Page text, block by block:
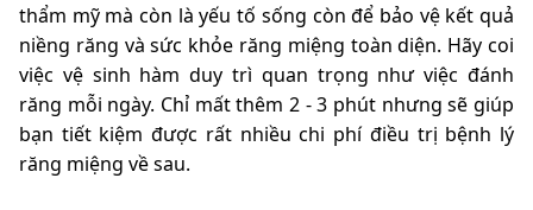
thẩm mỹ mà còn là yếu tố sống còn để bảo vệ kết quả
niềng răng và sức khỏe răng miệng toàn diện. Hãy coi
việc vệ sinh hàm duy trì quan trọng như việc đánh
răng mỗi ngày. Chỉ mất thêm 2 - 3 phút nhưng sẽ giúp
bạn tiết kiệm được rất nhiều chi phí điều trị bệnh lý
răng miệng về sau.